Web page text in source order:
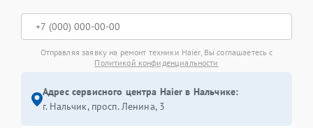
Отправляя заявку на ремонт техники Haier, Вы соглашаетесь с
Политикой конфиденциальности
Адрес сервисного центра Haier в Нальчике:
г. Нальчик, просп. Ленина, 3